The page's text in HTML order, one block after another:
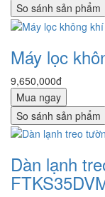
So sánh sản phẩm
Máy lọc
9,650,000đ
Mua ngay
So sánh sản phẩm
Dàn lạnh